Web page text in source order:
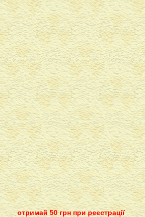
отримай 50 грн при реєстрації